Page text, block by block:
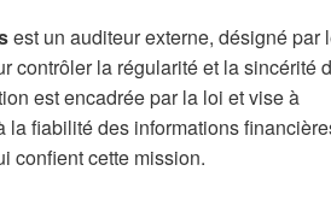
est un auditeur externe, désigné par
contrôler la régularité et la sincérité
est encadrée par la loi et vise à
la fiabilité des informations
confient cette mission.